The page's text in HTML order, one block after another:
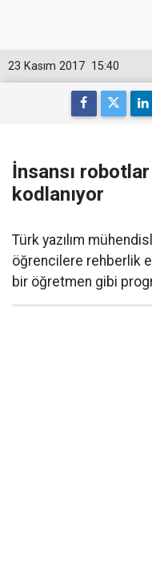
15:40
23 Kasım 2017
İnsansı
kodlanıyor
Türk yazılım
öğrencilere rehberlik
bir öğretmen gibi